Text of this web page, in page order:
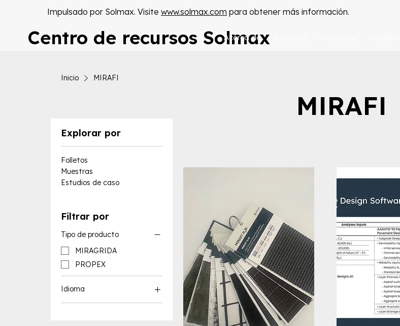
Impulsado por Solmax. Visite www.solmax.com para obtener más información.
Centro de recursos Solmax
Acerca de
Inicio MIRAFI
MIRAFI
Explorar por
Folletos
Muestras
Estudios de caso
Filtrar por
Tipo de producto
MIRAGRIDA
PROPEX
Idioma
Recursos en inglés